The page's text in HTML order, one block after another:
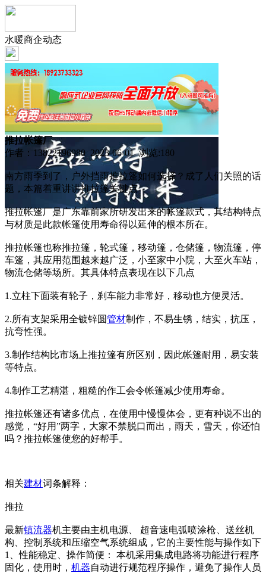
水暖商企动态
推拉帐篷厂
作者：13822196980 2023-06-01 浏览:180
南方雨季到了，户外挡雨推拉篷如何选择？成了人们关照的话
题，本篇着重讲讲推拉篷关键点
推拉帐篷厂是广东靠前家所研发出来的帐篷款式，其结构特点
与材质是此款帐篷使用寿命得以延伸的根本所在。
推拉帐篷也称推拉篷，轮式篷，移动篷，仓储篷，物流篷，停
车篷，其应用范围越来越广泛，小至家中小院，大至火车站，
物流仓储等场所。其具体特点表现在以下几点
1.立柱下面装有轮子，刹车能力非常好，移动也方便灵活。
2.所有支架采用全镀锌圆管材制作，不易生锈，结实，抗压，
抗弯性强。
3.制作结构比市场上推拉篷有所区别，因此帐篷耐用，易安装
等特点。
4.制作工艺精湛，粗糙的作工会令帐篷减少使用寿命。
推拉帐篷还有诸多优点，在使用中慢慢体会，更有种说不出的
感觉，“好用”两字，大家不禁脱口而出，雨天，雪天，你还怕
吗？推拉帐篷使您的好帮手。
相关建材词条解释：
推拉
最新镇流器机主要由主机电源、 超音速电弧喷涂枪、送丝机
构、控制系统和压缩空气系统组成，它的主要性能与操作如下
1、性能稳定、操作简便： 本机采用集成电路将功能进行程序
固化，使用时， 机器自动进行规范程序操作，避免了操作人员